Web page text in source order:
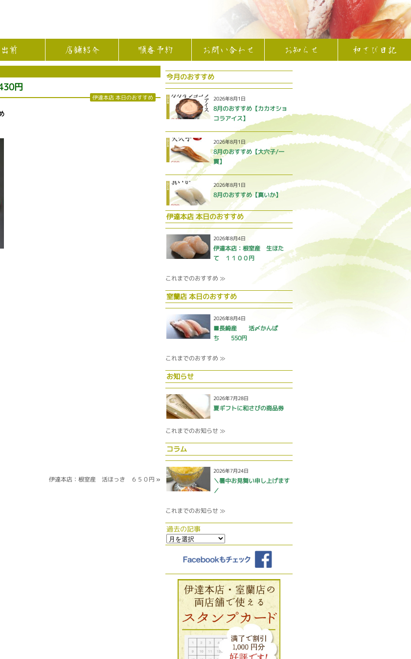
出前 店舗紹介 順番予約 お問い合わせ お知らせ 和さび日記
円
伊達本店 本日のおすすめ
伊達本店：根室産 活ほっき ６５０円 »
今月のおすすめ
2026年8月1日
8月のおすすめ【カカオショ
コラアイス】
2026年8月1日
8月のおすすめ【大穴子/一
貫】
2026年8月1日
8月のおすすめ【真いか】
伊達本店 本日のおすすめ
2026年8月4日
伊達本店：根室産 生ほた
て １１００円
これまでのおすすめ ≫
室蘭店 本日のおすすめ
2026年8月4日
■長崎産 活〆かんぱ
ち 550円
これまでのおすすめ ≫
お知らせ
2026年7月28日
夏ギフトに和さびの商品券
これまでのお知らせ ≫
コラム
2026年7月24日
＼暑中お見舞い申し上げます
／
これまでのお知らせ ≫
過去の記事